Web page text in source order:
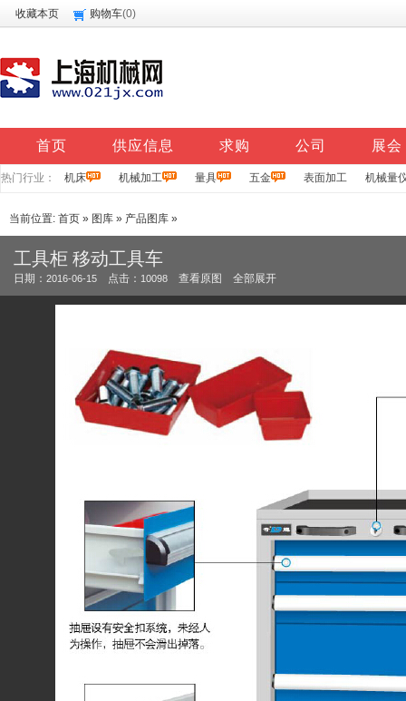
收藏本页 购物车(0)
首页 供应信息 求购 公司 展会
热门行业： 机床 机械加工 量具 五金 表面加工 机械量
当前位置: 首页 » 图库 » 产品图库 »
工具柜 移动工具车
日期： 2016-06-15 点击： 10098 查看原图 全部展开